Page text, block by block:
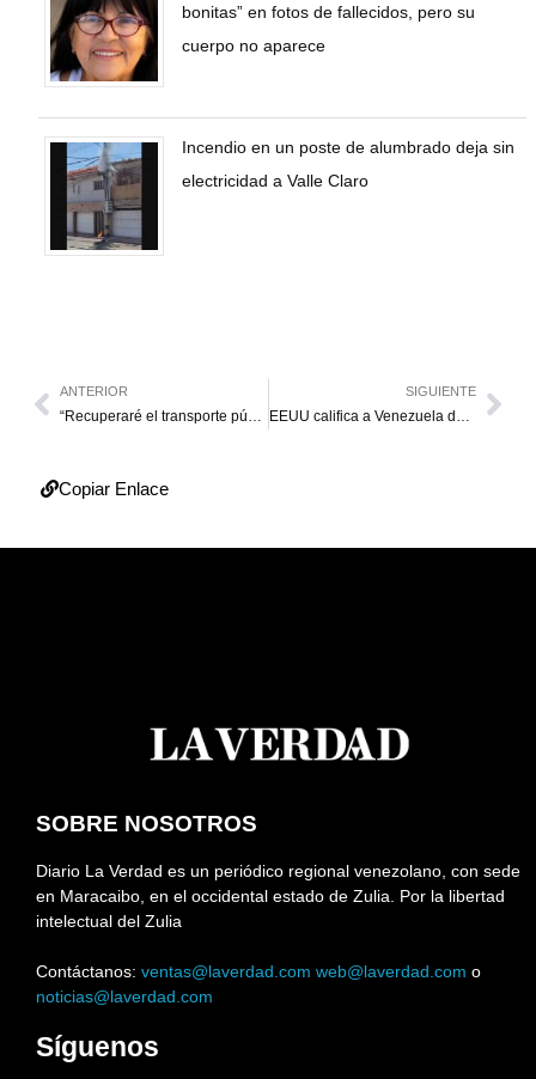
bonitas” en fotos de fallecidos, pero su
cuerpo no aparece
Incendio en un poste de alumbrado deja sin
electricidad a Valle Claro
ANTERIOR
“Recuperaré el transporte público de Maracaibo”
SIGUIENTE
EEUU califica a Venezuela de “narcoestado violento”
Copiar Enlace
SOBRE NOSOTROS
Diario La Verdad es un periódico regional venezolano, con sede
en Maracaibo, en el occidental estado de Zulia. Por la libertad
intelectual del Zulia
Contáctanos: ventas@laverdad.com web@laverdad.com o
noticias@laverdad.com
Síguenos